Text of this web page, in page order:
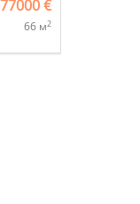
77000 €
66 м2